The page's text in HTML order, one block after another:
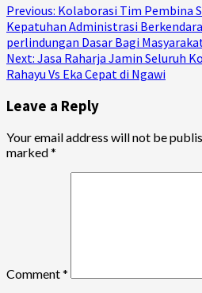
Continue
Reading
Previous: Kolaborasi Tim Pembina
Kepatuhan Administrasi
perlindungan Dasar Bagi
Next: Jasa Raharja Jamin Seluruh
Rahayu Vs Eka Cepat di Ngawi
Leave a Reply
Your email address will not be
marked*
Comment*